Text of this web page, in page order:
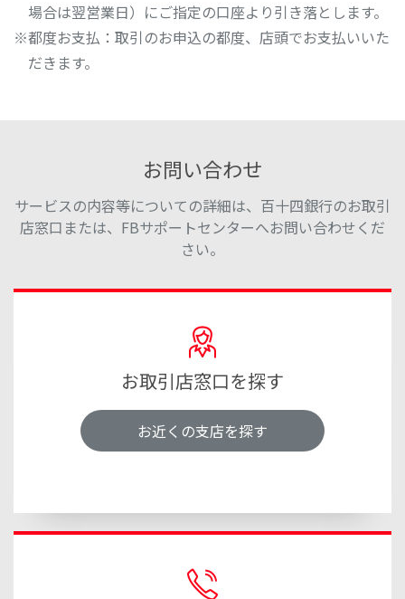
場合は翌営業日）にご指定の口座より引き落とします。
都度お支払：取引のお申込の都度、店頭でお支払いいた
だきます。
お問い合わせ
サービスの内容等についての詳細は、百十四銀行のお取引
店窓口または、FBサポートセンターへお問い合わせくだ
さい。
お取引店窓口を探す
お近くの支店を探す